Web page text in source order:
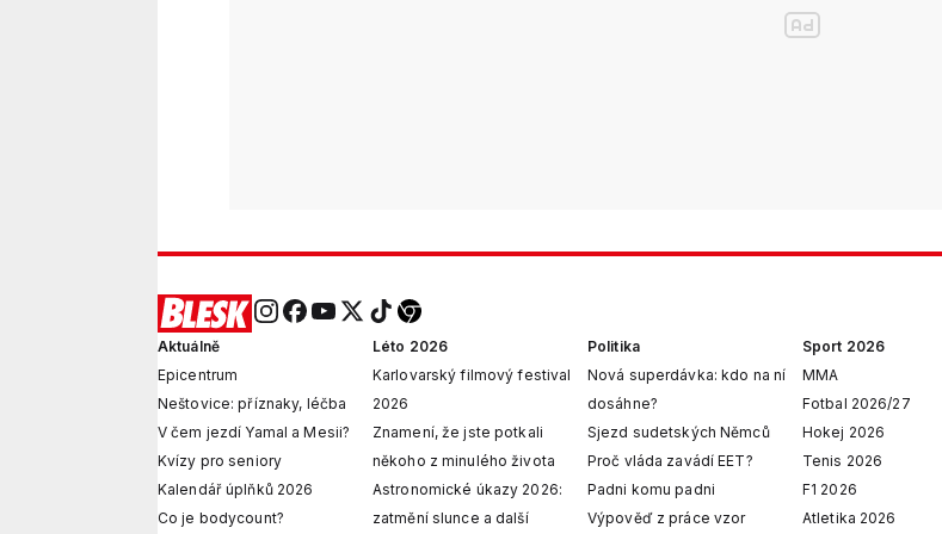
Aktuálně
Epicentrum
Neštovice: příznaky, léčba
V čem jezdí Yamal a Mesii?
Kvízy pro seniory
Kalendář úplňků 2026
Co je bodycount?
Léto 2026
Karlovarský filmový festival
2026
Znamení, že jste potkali
někoho z minulého života
Astronomické úkazy 2026:
zatmění slunce a další
Politika
Nová superdávka: kdo na ní
dosáhne?
Sjezd sudetských Němců
Proč vláda zavádí EET?
Padni komu padni
Výpověď z práce vzor
Sport 2026
MMA
Fotbal 2026/27
Hokej 2026
Tenis 2026
F1 2026
Atletika 2026